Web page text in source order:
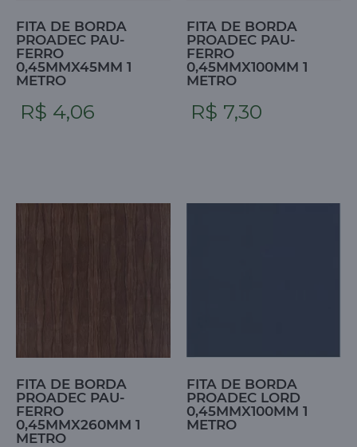
FITA DE BORDA
PROADEC PAU-
FERRO
0,45MMX45MM 1
METRO
R$ 4,06
FITA DE BORDA
PROADEC PAU-
FERRO
0,45MMX100MM 1
METRO
R$ 7,30
FITA DE BORDA
PROADEC PAU-
FERRO
0,45MMX260MM 1
METRO
FITA DE BORDA
PROADEC LORD
0,45MMX100MM 1
METRO